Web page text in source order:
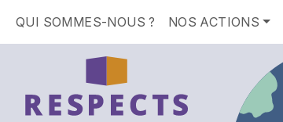
QUI SOMMES-NOUS ? NOS ACTIONS